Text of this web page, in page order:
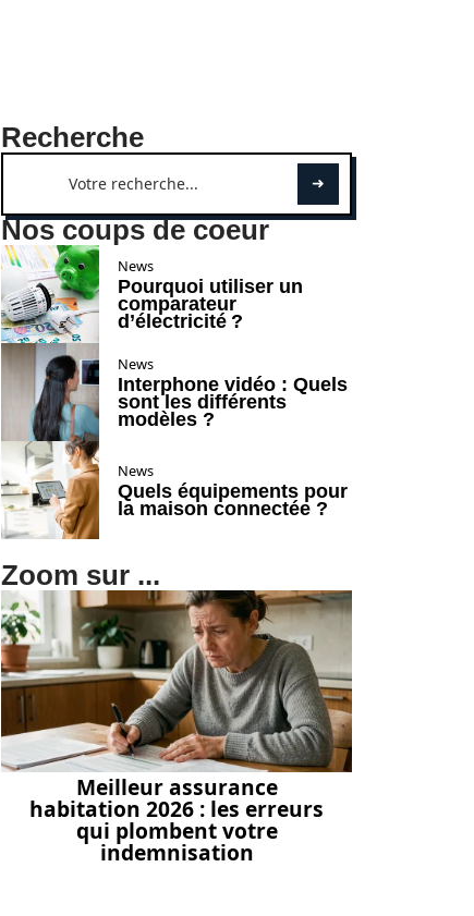
Recherche
Nos coups de coeur
News
Pourquoi utiliser un
comparateur
d’électricité ?
News
Interphone vidéo : Quels
sont les différents
modèles ?
News
Quels équipements pour
la maison connectée ?
Zoom sur ...
Meilleur assurance
habitation 2026 : les erreurs
qui plombent votre
indemnisation